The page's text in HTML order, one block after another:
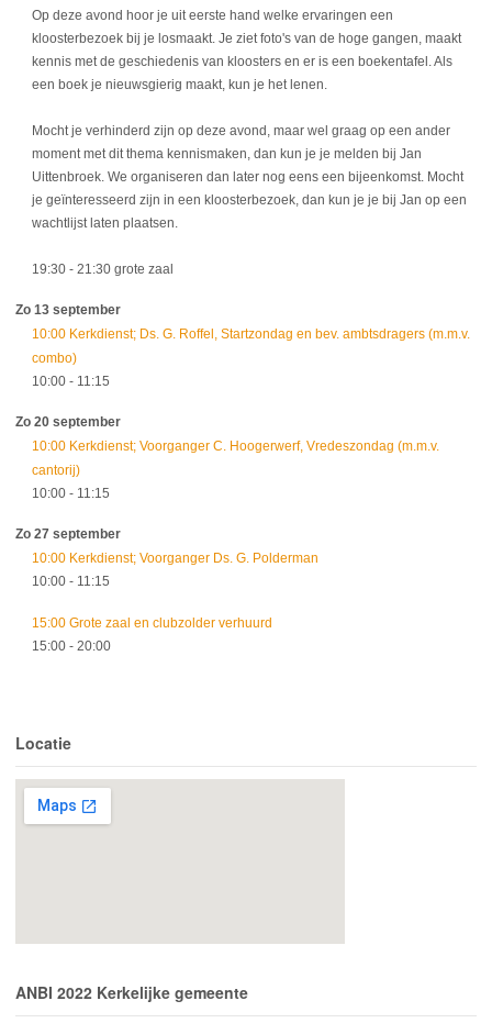
Op deze avond hoor je uit eerste hand welke ervaringen een
kloosterbezoek bij je losmaakt. Je ziet foto's van de hoge gangen, maakt
kennis met de geschiedenis van kloosters en er is een boekentafel. Als
een boek je nieuwsgierig maakt, kun je het lenen.
Mocht je verhinderd zijn op deze avond, maar wel graag op een ander
moment met dit thema kennismaken, dan kun je je melden bij Jan
Uittenbroek. We organiseren dan later nog eens een bijeenkomst. Mocht
je geïnteresseerd zijn in een kloosterbezoek, dan kun je je bij Jan op een
wachtlijst laten plaatsen.
19:30 - 21:30 grote zaal
Zo 13 september
10:00 Kerkdienst; Ds. G. Roffel, Startzondag en bev. ambtsdragers (m.m.v.
combo)
10:00 - 11:15
Zo 20 september
10:00 Kerkdienst; Voorganger C. Hoogerwerf, Vredeszondag (m.m.v.
cantorij)
10:00 - 11:15
Zo 27 september
10:00 Kerkdienst; Voorganger Ds. G. Polderman
10:00 - 11:15
15:00 Grote zaal en clubzolder verhuurd
15:00 - 20:00
Locatie
ANBI 2022 Kerkelijke gemeente